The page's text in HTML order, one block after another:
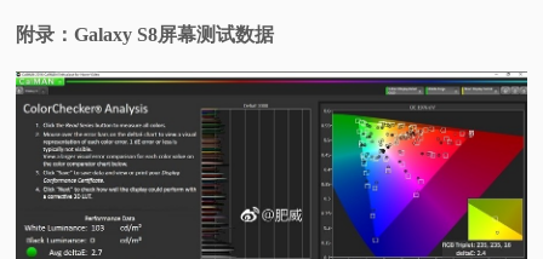
附录：Galaxy S8屏幕测试数据